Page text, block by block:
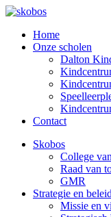
Home
Onze scholen
Dalton
Contact
Skobos
College
Raad van
GMR
Strategie en beleid
Missie en